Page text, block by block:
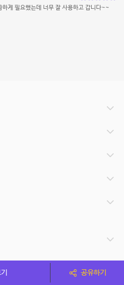
게 필요했는데 너무 잘 사용하고 갑니다~~
공유하기
통신판매의 당사자가 아닙니다. 따라서 스페이스클
임지지 않습니다.